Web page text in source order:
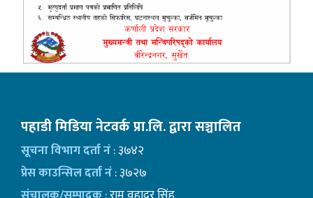
पहाडी मिडिया नेटवर्क प्रा.लि. द्वारा सञ्चालित
सूचना विभाग दर्ता नं: ३७४२
प्रेस काउन्सिल दर्ता नं: ३७२७